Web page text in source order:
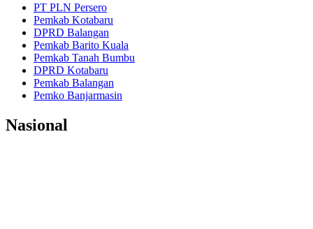
PT PLN Persero
Pemkab Kotabaru
DPRD Balangan
Pemkab Barito Kuala
Pemkab Tanah Bumbu
DPRD Kotabaru
Pemkab Balangan
Pemko Banjarmasin
Nasional